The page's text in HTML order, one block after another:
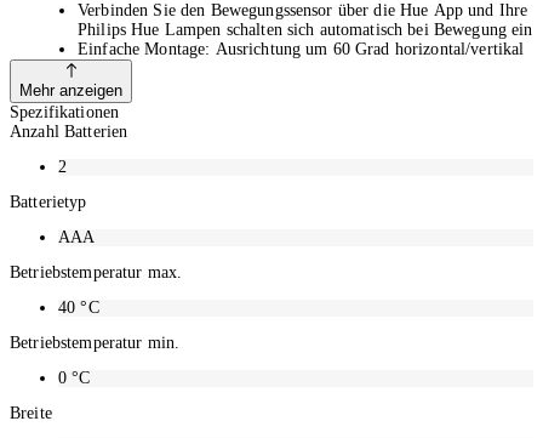
Verbinden Sie den Bewegungssensor über die Hue App und Ihre
Philips Hue Lampen schalten sich automatisch bei Bewegung ein
Einfache Montage: Ausrichtung um 60 Grad horizontal/vertikal
via Magnet für diverse Platzierungsmöglichkeiten
Schnelle Reationszeit: Unter 0.5 Sekunden bei einer Reichweite
von 5 Meter Reaktion nur bei zu wenig Tageslicht, daher äussert
energiesparend
Für das volle Smart Home Erlebnis im gesamten Zuhause:
viele weitere Funktionen
Batteriebetrieben (2 x AAA)
Mehr anzeigen
Spezifikationen
Anzahl Batterien
2
Batterietyp
AAA
Betriebstemperatur max.
40°C
Betriebstemperatur min.
0°C
Breite